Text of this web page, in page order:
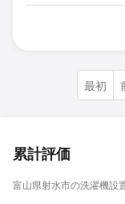
最初
累計評価
富山県射水市の洗濯機設